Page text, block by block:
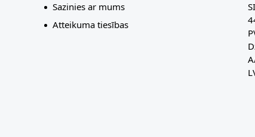
Sazinies ar mums
Atteikuma tiesības